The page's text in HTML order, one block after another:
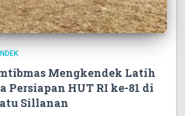
Mengkendek Latih
Persiapan HUT RI ke-81 di
Sillanan